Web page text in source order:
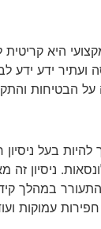
היא
ועתיר ידע
על הבטיחות
להיות בעל
ניסיון
במהלך
עמוקות